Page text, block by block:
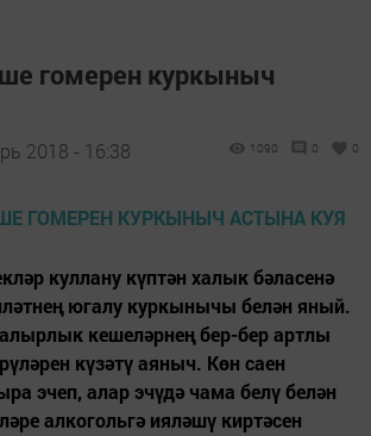
гомерен куркыныч
2018 - 16:38 1090 0 0
куллану күптән халык бәласенә
югалу куркынычы белән яный.
кешеләрнең бер-бер артлы
күзәтү аяныч. Көн саен
эчеп, алар эчүдә чама белү белән
алкогольгә ияләшү киртәсен